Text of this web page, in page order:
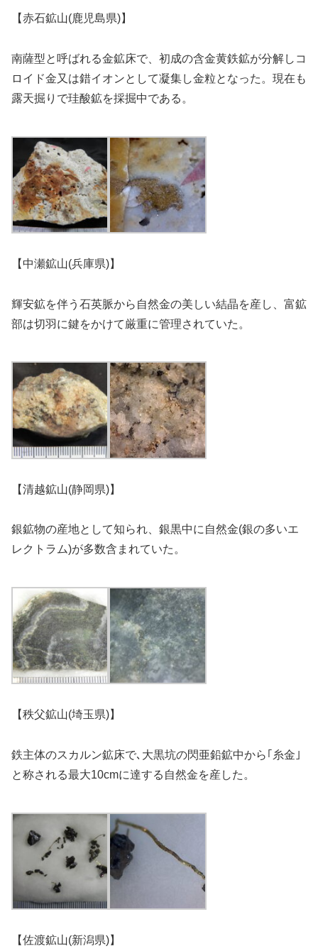
【赤石鉱山(鹿児島県)】
南薩型と呼ばれる金鉱床で、初成の含金黄鉄鉱が分解しコ
ロイド金又は錯イオンとして凝集し金粒となった。現在も
露天掘りで珪酸鉱を採掘中である。
【中瀬鉱山(兵庫県)】
輝安鉱を伴う石英脈から自然金の美しい結晶を産し、富鉱
部は切羽に鍵をかけて厳重に管理されていた。
【清越鉱山(静岡県)】
銀鉱物の産地として知られ、銀黒中に自然金(銀の多いエ
レクトラム)が多数含まれていた。
【秩父鉱山(埼玉県)】
鉄主体のスカルン鉱床で､大黒坑の閃亜鉛鉱中から｢糸金｣
と称される最大10cmに達する自然金を産した。
【佐渡鉱山(新潟県)】